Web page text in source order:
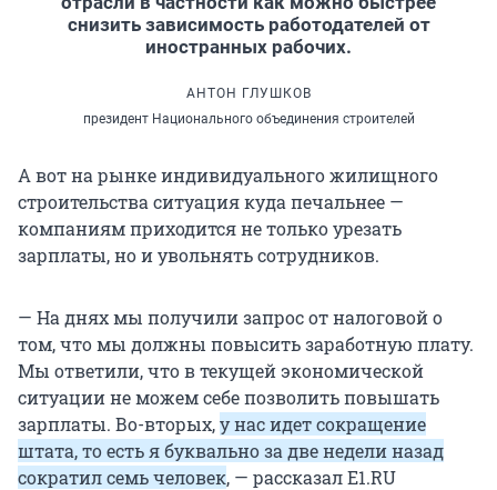
снизить зависимость работодателей от
иностранных рабочих.
АНТОН ГЛУШКОВ
президент Национального объединения строителей
А вот на рынке индивидуального жилищного
строительства ситуация куда печальнее —
компаниям приходится не только урезать
зарплаты, но и увольнять сотрудников.
— На днях мы получили запрос от налоговой о
том, что мы должны повысить заработную плату.
Мы ответили, что в текущей экономической
ситуации не можем себе позволить повышать
зарплаты. Во-вторых,у нас идет сокращение
штата, то есть я буквально за две недели назад
сократил семь человек, — рассказал E1.RU